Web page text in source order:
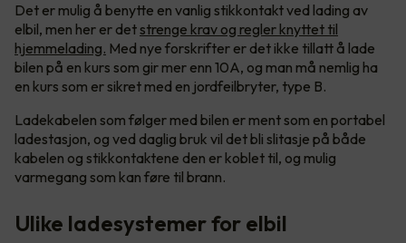
Det er mulig å benytte en vanlig stikkontakt ved lading av
elbil, men her er detstrenge krav og regler knyttet til
hjemmelading. Med nye forskrifter er det ikke tillatt å lade
bilen på en kurs som gir mer enn 10A, og man må nemlig ha
en kurs som er sikret med en jordfeilbryter, type B.
Ladekabelen som følger med bilen er ment som en portabel
ladestasjon, og ved daglig bruk vil det bli slitasje på både
kabelen og stikkontaktene den er koblet til, og mulig
varmegang som kan føre til brann.
Ulike ladesystemer for elbil